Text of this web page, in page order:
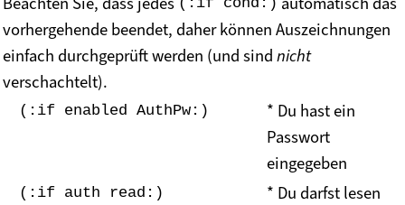
vorhergehende beendet, daher können Auszeichnungen
einfach durchgeprüft werden (und sind nicht
verschachtelt).
(:if enabled AuthPw:)
* Du hast ein
Passwort
eingegeben
(:if auth read:) * Du darfst lesen